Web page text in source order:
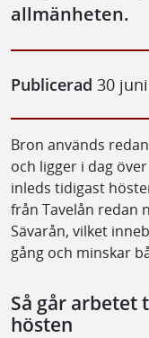
allmänheten.
Publicerad 30
Bron används
och ligger i dag
inleds tidigast
från Tavelån redan
Sävarån, vilket
gång och minskar
Så går arbetet
hösten